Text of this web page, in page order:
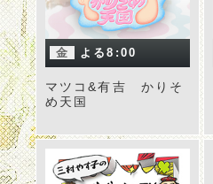
金 よる8:00
マツコ&有吉 かりそ
め天国